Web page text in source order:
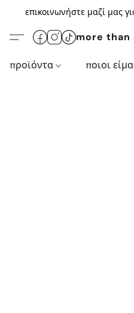
επικοινωνήστε μαζί μας
more than
προϊόντα ποιοι